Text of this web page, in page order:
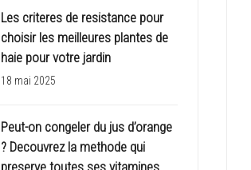
Les criteres de resistance pour
choisir les meilleures plantes de
haie pour votre jardin
18 mai 2025
Peut-on congeler du jus d’orange
? Decouvrez la methode qui